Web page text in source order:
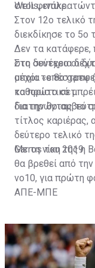
φετινού Roland
1, 6-1 στα
τρόπαιο.
στοι φινάλε.
Wells,
Στον 12ο τελικό
διεκδίκησε το 5ο
Δεν τα κατάφερε,
στη συνέχεια
οποία
το πρώτο σετ.
Στο δεύτερο οι
μέχρι το 8ο game
καθοριστικό
διατηρώντας το
Για την
τίτλος
δεύτερο τελικό
Garros του 2019.
Με τη νίκη της η
θα βρεθεί από
νο10, για πρώτη
ΑΠΕ-ΜΠΕ